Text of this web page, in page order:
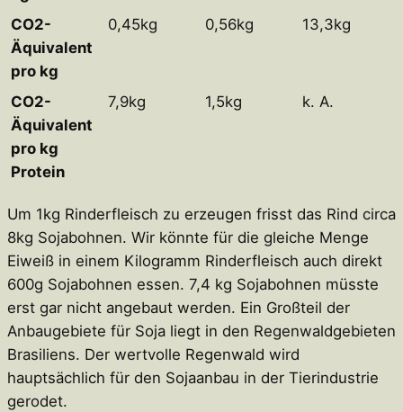
CO2-
Äquivalent
pro kg
0,45kg 0,56kg 13,3kg
CO2-
Äquivalent
pro kg
Protein
7,9kg 1,5kg k. A.
Um 1kg Rinderfleisch zu erzeugen frisst das Rind circa
8kg Sojabohnen. Wir könnte für die gleiche Menge
Eiweiß in einem Kilogramm Rinderfleisch auch direkt
600g Sojabohnen essen. 7,4 kg Sojabohnen müsste
erst gar nicht angebaut werden. Ein Großteil der
Anbaugebiete für Soja liegt in den Regenwaldgebieten
Brasiliens. Der wertvolle Regenwald wird
hauptsächlich für den Sojaanbau in der Tierindustrie
gerodet.